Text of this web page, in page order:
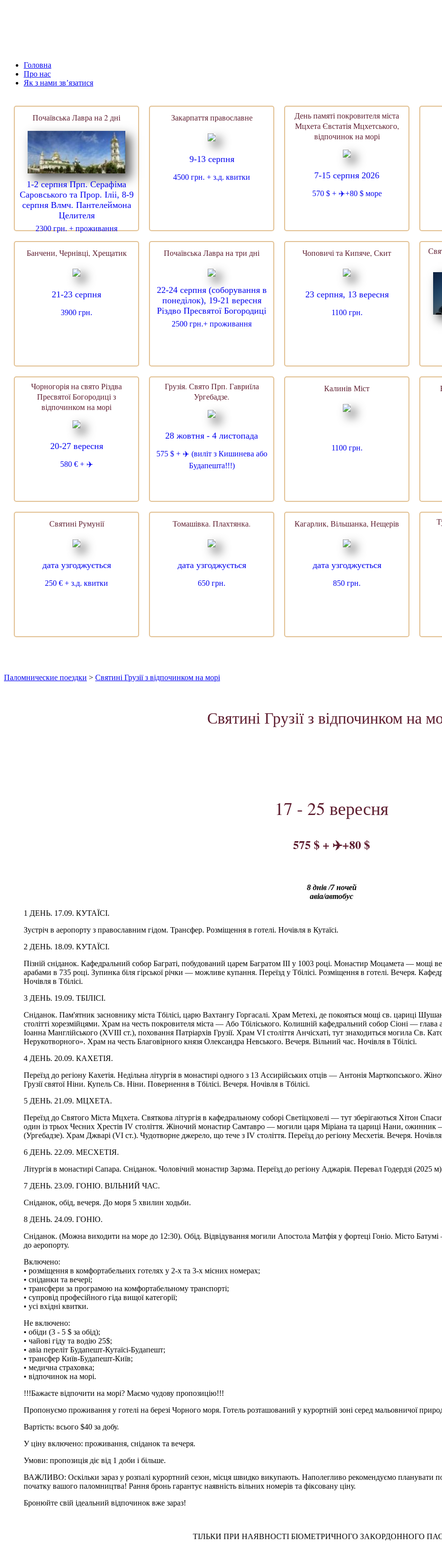
Головна
Про нас
Як з нами зв’язатися
Почаївська Лавра на 2 дні
1-2 серпня Прп. Серафіма
Саровського та Прор. Іліі, 8-9
серпня Влмч. Пантелеймона
Целителя
2300 грн. + проживання
Закарпаття православне
9-13 серпня
4500 грн. + з.д. квитки
День памяті покровителя міста
Мцхета Євстатія Мцхетського,
відпочинок на морі
7-15 серпня 2026
570 $ + ✈️+80 $ море
Банчени, Чернівці, Хрещатик
21-23 серпня
3900 грн.
Почаївська Лавра на три дні
22-24 серпня (соборування в
понеділок), 19-21 вересня
Різдво Пресвятої Богородиці
2500 грн.+ проживання
Чоповичі та Кипяче, Скит
23 серпня, 13 вересня
1100 грн.
Чорногорія на свято Різдва
Пресвятої Богородиці з
відпочинком на морі
20-27 вересня
580 € + ✈️
Грузія. Свято Прп. Гавриїла
Ургебадзе.
28 жовтня - 4 листопада
575 $ + ✈️ (виліт з Кишинева або
Будапешта!!!)
Калинів Міст
1100 грн.
Святині Румунії
дата узгоджується
250 € + з.д. квитки
Томашівка. Плахтянка.
дата узгоджується
650 грн.
Кагарлик, Вільшанка, Нещерів
дата узгоджується
850 грн.
Паломнические поездки > Святині Грузії з відпочинком на морі
Святині Грузії з відпочинком на
17 - 25 вересня
575 $ + ✈️+80 $
8 днів /7 ночей
авіа/автобус
1 ДЕНЬ. 17.09. КУТАЇСІ.
Зустріч в аеропорту з православним гідом. Трансфер. Розміщення в готелі. Ночівля в Кутаїсі.
2 ДЕНЬ. 18.09. КУТАЇСІ.
Пізній сніданок. Кафедральний собор Баграті, побудований царем Багратом III у 1003 році. Монастир Моцамета — мощі
арабами в 735 році. Зупинка біля гірської річки — можливе купання. Переїзд у Тбілісі. Розміщення в готелі. Вечеря.
Ночівля в Тбілісі.
3 ДЕНЬ. 19.09. ТБІЛІСІ.
Сніданок. Пам'ятник засновнику міста Тбілісі, царю Вахтангу Горгасалі. Храм Метехі, де покояться мощі св. цариці
столітті хорезмійцями. Храм на честь покровителя міста — Або Тбіліського. Колишній кафедральний собор Сіоні —
Іоанна Манглійського (XVIII ст.), поховання Патріархів Грузії. Храм VI століття Анчісхаті, тут знаходиться могила Св.
Нерукотворного». Храм на честь Благовірного князя Олександра Невського. Вечеря. Вільний час. Ночівля в Тбілісі.
4 ДЕНЬ. 20.09. КАХЕТІЯ.
Переїзд до регіону Кахетія. Недільна літургія в монастирі одного з 13 Ассирійських отців — Антонія Марткопського.
Грузії святої Ніни. Купель Св. Ніни. Повернення в Тбілісі. Вечеря. Ночівля в Тбілісі.
5 ДЕНЬ. 21.09. МЦХЕТА.
Переїзд до Святого Міста Мцхета. Святкова літургія в кафедральному соборі Светіцховелі — тут зберігаються Хітон
один із трьох Чесних Хрестів IV століття. Жіночий монастир Самтавро — могили царя Міріана та цариці Нани, ожинник
(Ургебадзе). Храм Джварі (VI ст.). Чудотворне джерело, що тече з IV століття. Переїзд до регіону Месхетія. Вечеря.
6 ДЕНЬ. 22.09. МЕСХЕТІЯ.
Літургія в монастирі Сапара. Сніданок. Чоловічий монастир Зарзма. Переїзд до регіону Аджарія. Перевал Годердзі (2025
7 ДЕНЬ. 23.09. ГОНІО. ВІЛЬНИЙ ЧАС.
Сніданок, обід, вечеря. До моря 5 хвилин ходьби.
8 ДЕНЬ. 24.09. ГОНІО.
Сніданок. (Можна виходити на море до 12:30). Обід. Відвідування могили Апостола Матфія у фортеці Гоніо. Місто
до аеропорту.
Включено:
• розміщення в комфортабельних готелях у 2-х та 3-х місних номерах;
• сніданки та вечері;
• трансфери за програмою на комфортабельному транспорті;
• супровід професійного гіда вищої категорії;
• усі вхідні квитки.
Не включено:
• обіди (3 - 5 $ за обід);
• чайові гіду та водію 25$;
• авіа переліт Будапешт-Кутаїсі-Будапешт;
• трансфер Київ-Будапешт-Київ;
• медична страховка;
• відпочинок на морі.
!!!Бажаєте відпочити на морі? Маємо чудову пропозицію!!!
Пропонуємо проживання у готелі на березі Чорного моря. Готель розташований у курортній зоні серед мальовничої
Вартість: всього $40 за добу.
У ціну включено: проживання, сніданок та вечеря.
Умови: пропозиція діє від 1 доби і більше.
ВАЖЛИВО: Оскільки зараз у розпалі курортний сезон, місця швидко викупають. Наполегливо рекомендуємо планувати
початку вашого паломництва! Рання бронь гарантує наявність вільних номерів та фіксовану ціну.
Бронюйте свій ідеальний відпочинок вже зараз!
ТІЛЬКИ ПРИ НАЯВНОСТІ БІОМЕТРИЧНОГО ЗАКОРДОННОГО